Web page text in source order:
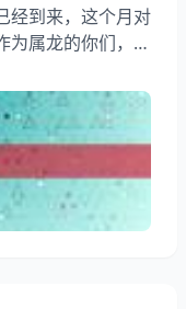
经到来，这个月对
为属龙的你们，是
现呢？本文将为
希望能够帮助到你
亨通。 一、财
运表现非常不
升，收入也会有所
但也不要过于贪